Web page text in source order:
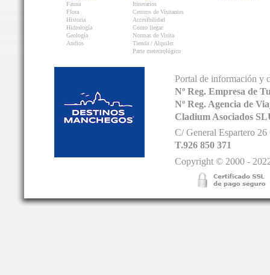
Fauna
Flora
Historia
Hidrología
Geología
Audios
Itinerarios
Centros de Visitantes
Accesibilidad
Como llegar
Normas de Visita
Tienda / Alquiler
Parte meteorológico
Portal de información y
Nº Reg. Empresa de
Nº Reg. Agencia de
Cladium Asociados
C/ General Espartero
T.926 850 371
Copyright © 2000 -